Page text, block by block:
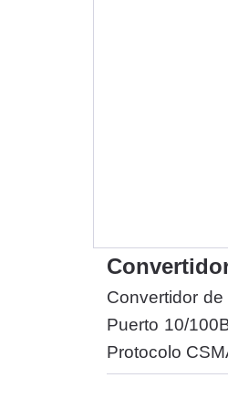
Convertidor
Puerto 10/
Protocolo